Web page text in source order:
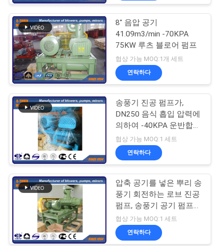
영
상
우
리
에
여
여
8" 음압 공기
41.09m3/min -70KPA
75KW 루츠 블로어 펌프
협상 가능 MOQ:1개 세트
연락하다
송풍기 진공 펌프가,
DN250 음식 흡입 압력에
의하여 -40KPA 운반합니
다 송풍기를 뿌리박습니
다
협상 가능 MOQ:1 세트
연락하다
압축 공기를 넣은 뿌리 송
풍기 회전하는 로브 진공
펌프, 송풍기 공기 펌프
진공 -40KPA
협상 가능 MOQ:1 세트
연락하다